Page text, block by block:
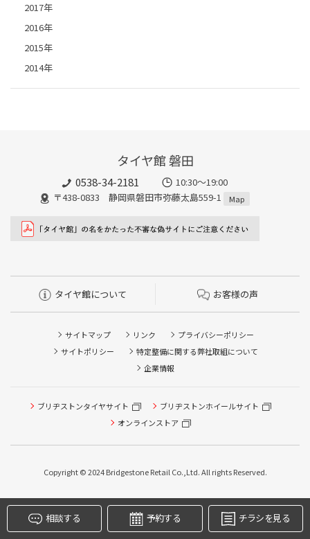
2017年
2016年
2015年
2014年
タイヤ館 磐田
0538-34-2181
10:30～19:00
〒438-0833 静岡県磐田市弥藤太島559-1
Map
タイヤ館について お客様の声
サイトマップ リンク
プライバシーポリシー
サイトポリシー
特定整備に関する弊社取組について
企業情報
ブリヂストンタイヤサイト
ブリヂストンホイールサイト
オンラインストア
Copyright © 2024 Bridgestone Retail Co.,Ltd. All rights Reserved.
相談する 予約する チラシを見る
タイヤ点検・安全点検/タイヤ履き替え/オイル交換/その他
ピット作業の予約
本日のタイヤ履き替え順番待ち予約 ※クローク契約会員の